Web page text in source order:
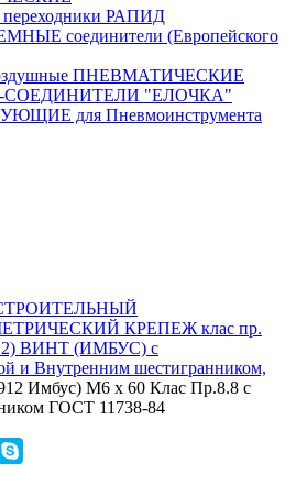
РАПИД
соединители (Европейского
ПНЕВМАТИЧЕСКИЕ
"ЕЛОЧКА"
для Пневмоинструмента
КРЕПЕЖ клас пр.
ВИНТ (ИМБУС) с
и Внутренним шестигранником,
Имбус) М6 х 60 Клас Пр.8.8 с
ГОСТ 11738-84